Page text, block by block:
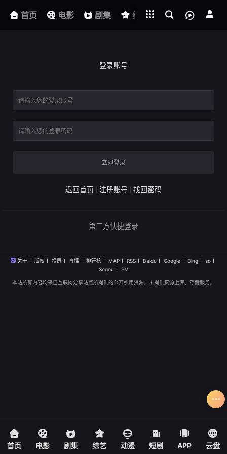
首页 电影 剧集 综艺 动漫 短剧
下载客户端
登录账号
立即登录
返回首页 注册账号 找回密码
第三方快捷登录
关于 版权 投屏 直播 排行榜 MAP RSS Baidu Google Bing
so
Sogou
SM
本站所有内容均来自互联网分享站点所提供的公开引用资源，未提供资源上传、存储服务。
首页 电影 剧集 综艺 动漫 短剧 APP 云盘